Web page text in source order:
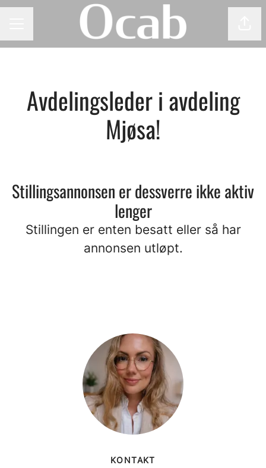
Avdelingsleder i avdeling
Mjøsa!
Stillingsannonsen er dessverre ikke aktiv
lenger
Stillingen er enten besatt eller så har
annonsen utløpt.
KONTAKT